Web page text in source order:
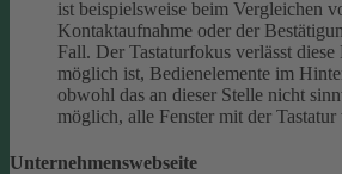
ist beispielsweise beim Vergleichen
Kontaktaufnahme oder der
Fall. Der Tastaturfokus verlässt diese
möglich ist, Bedienelemente im
obwohl das an dieser Stelle nicht
möglich, alle Fenster mit der
Unternehmenswebseite